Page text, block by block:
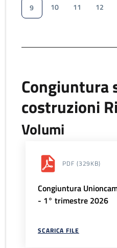
9
10 11 12
Congiuntura
costruzioni
Volumi
PDF (329KB)
Congiuntura
- 1° trimestre 2026
SCARICA FILE